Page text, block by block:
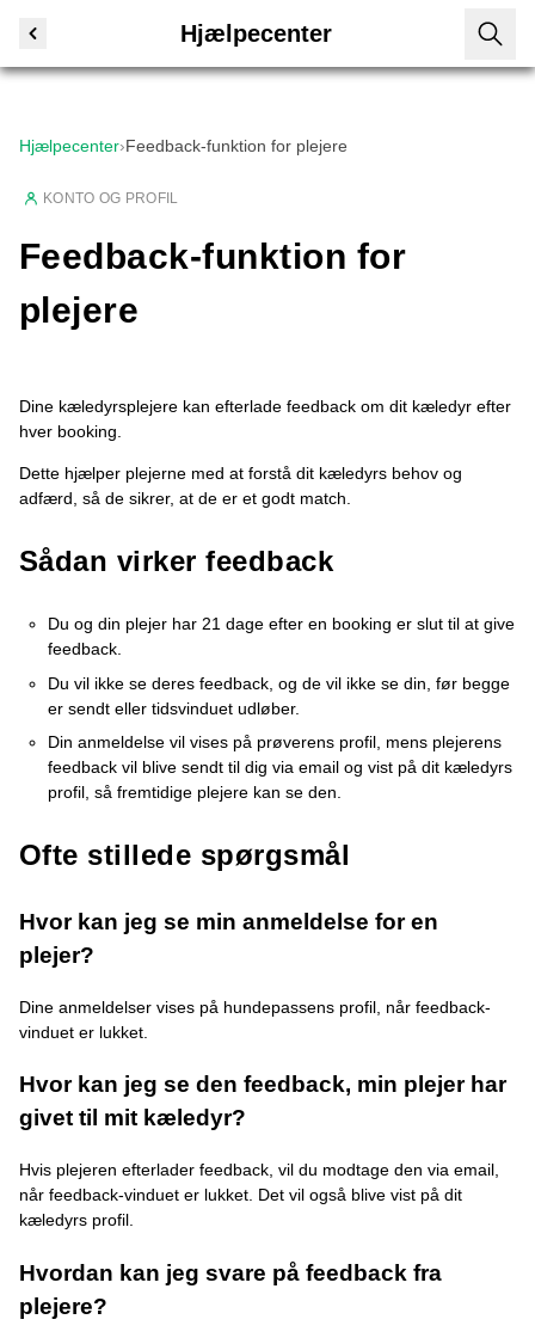
Hjælpecenter
Hjælpecenter›Feedback-funktion for plejere
KONTO OG PROFIL
Feedback-funktion for
plejere
Dine kæledyrsplejere kan efterlade feedback om dit kæledyr efter
hver booking.
Dette hjælper plejerne med at forstå dit kæledyrs behov og
adfærd, så de sikrer, at de er et godt match.
Sådan virker feedback
Du og din plejer har 21 dage efter en booking er slut til at give
feedback.
Du vil ikke se deres feedback, og de vil ikke se din, før begge
er sendt eller tidsvinduet udløber.
Din anmeldelse vil vises på prøverens profil, mens plejerens
feedback vil blive sendt til dig via email og vist på dit kæledyrs
profil, så fremtidige plejere kan se den.
Ofte stillede spørgsmål
Hvor kan jeg se min anmeldelse for en
plejer?
Dine anmeldelser vises på hundepassens profil, når feedback-
vinduet er lukket.
Hvor kan jeg se den feedback, min plejer har
givet til mit kæledyr?
Hvis plejeren efterlader feedback, vil du modtage den via email,
når feedback-vinduet er lukket. Det vil også blive vist på dit
kæledyrs profil.
Hvordan kan jeg svare på feedback fra
plejere?